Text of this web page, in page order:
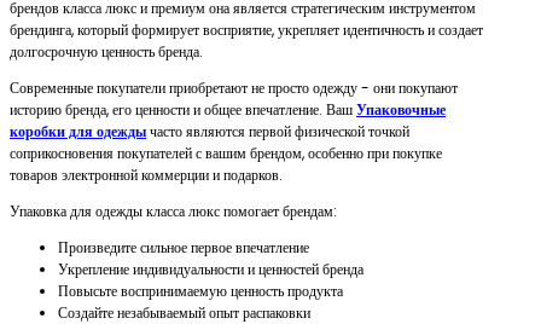
брендов класса люкс и премиум она является стратегическим инструментом
брендинга, который формирует восприятие, укрепляет идентичность и создает
долгосрочную ценность бренда.
Современные покупатели приобретают не просто одежду - они покупают
историю бренда, его ценности и общее впечатление. ВашУпаковочные
коробки для одеждычасто являются первой физической точкой
соприкосновения покупателей с вашим брендом, особенно при покупке
товаров электронной коммерции и подарков.
Упаковка для одежды класса люкс помогает брендам:
Произведите сильное первое впечатление
Укрепление индивидуальности и ценностей бренда
Повысьте воспринимаемую ценность продукта
Создайте незабываемый опыт распаковки